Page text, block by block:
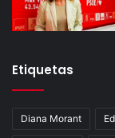
Etiquetas
Diana Morant